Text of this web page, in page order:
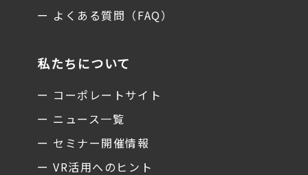
ー よくある質問（FAQ）
私たちについて
ー コーポレートサイト
ー ニュース一覧
ー セミナー開催情報
ー VR活用へのヒント